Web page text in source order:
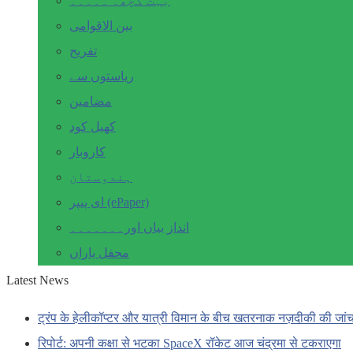
بین الاقوامی
تفریح
ریاستوں سے
مضامین
کھیل کود
کاروبار
ہندوستان
ای پیپر (ePaper)
انداز بیاں اور۔۔۔۔۔۔۔
محفل یاراں
Latest News
ट्रंप के हेलीकॉप्टर और यात्री विमान के बीच खतरनाक नज़दीकी की
रिपोर्ट: अपनी कक्षा से भटका SpaceX रॉकेट आज चंद्रमा से टकराएगा